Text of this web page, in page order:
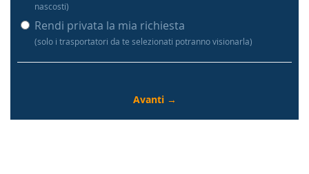
nascosti)
Rendi privata la mia richiesta
(solo i trasportatori da te selezionati potranno visionarla)